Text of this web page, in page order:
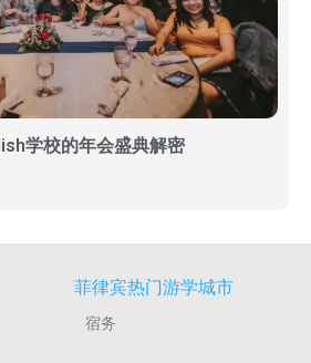
学校的年会盛典解密
菲律宾热门游学城市
宿务